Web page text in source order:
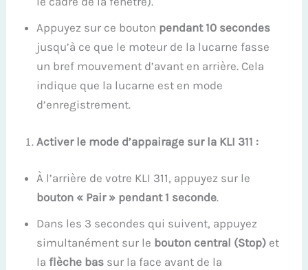
Appuyez sur ce bouton pendant 10 secondes
jusqu’à ce que le moteur de la lucarne fasse
un bref mouvement d’avant en arrière. Cela
indique que la lucarne est en mode
d’enregistrement.
Activer le mode d’appairage sur la KLI 311 :
À l’arrière de votre KLI 311, appuyez sur le
bouton « Pair » pendant 1 seconde.
Dans les 3 secondes qui suivent, appuyez
simultanément sur le bouton central (Stop) et
la flèche bas sur la face avant de la